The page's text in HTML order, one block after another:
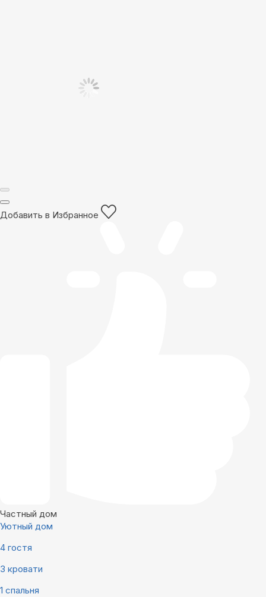
Добавить в Избранное
Частный дом
Уютный дом
4 гостя
3 кровати
1 спальня